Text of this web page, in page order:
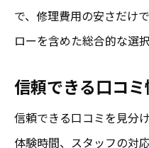
で、修理費用の安さだけ
ローを含めた総合的な選
信頼できる口コ
信頼できる口コミを見分
体験時間、スタッフの対